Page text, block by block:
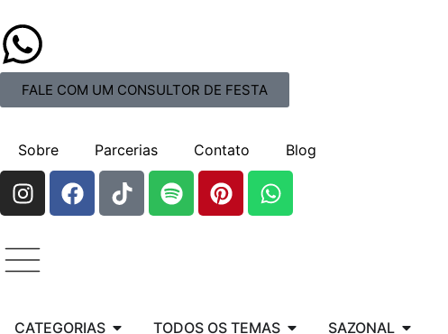
FALE COM UM CONSULTOR DE FESTA
Sobre Parcerias Contato Blog
CATEGORIAS TODOS OS TEMAS SAZONAL